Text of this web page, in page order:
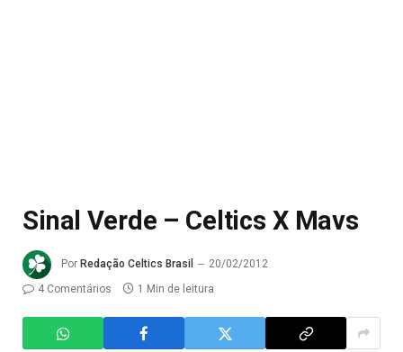
Sinal Verde – Celtics X Mavs
Por Redação Celtics Brasil
20/02/2012
4 Comentários
1 Min de leitura